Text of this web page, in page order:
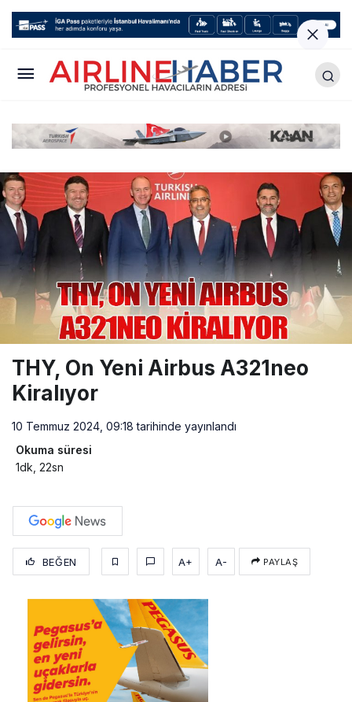
THY, On Yeni Airbus A321neo
Kiralıyor
10 Temmuz 2024, 09:18 tarihinde yayınlandı
Okuma süresi
1dk, 22sn
BEĞEN A+ A- PAYLAŞ